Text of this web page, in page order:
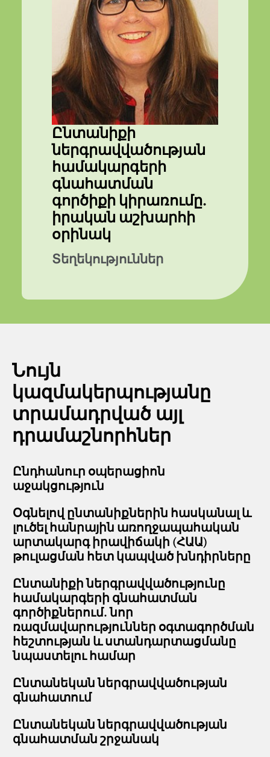
Ընտանիքի
ներգրավվածության
համակարգերի
գնահատման
գործիքի կիրառումը.
իրական աշխարհի
օրինակ
Տեղեկություններ
Նույն
կազմակերպությանը
տրամադրված այլ
դրամաշնորհներ
Ընդհանուր օպերացիոն
աջակցություն
Օգնելով ընտանիքներին հասկանալ և
լուծել հանրային առողջապահական
արտակարգ իրավիճակի (ՀԱԱ)
թուլացման հետ կապված խնդիրները
Ընտանիքի ներգրավվածությունը
համակարգերի գնահատման
գործիքներում. նոր
ռազմավարություններ օգտագործման
հեշտության և ստանդարտացմանը
նպաստելու համար
Ընտանեկան ներգրավվածության
գնահատում
Ընտանեկան ներգրավվածության
գնահատման շրջանակ